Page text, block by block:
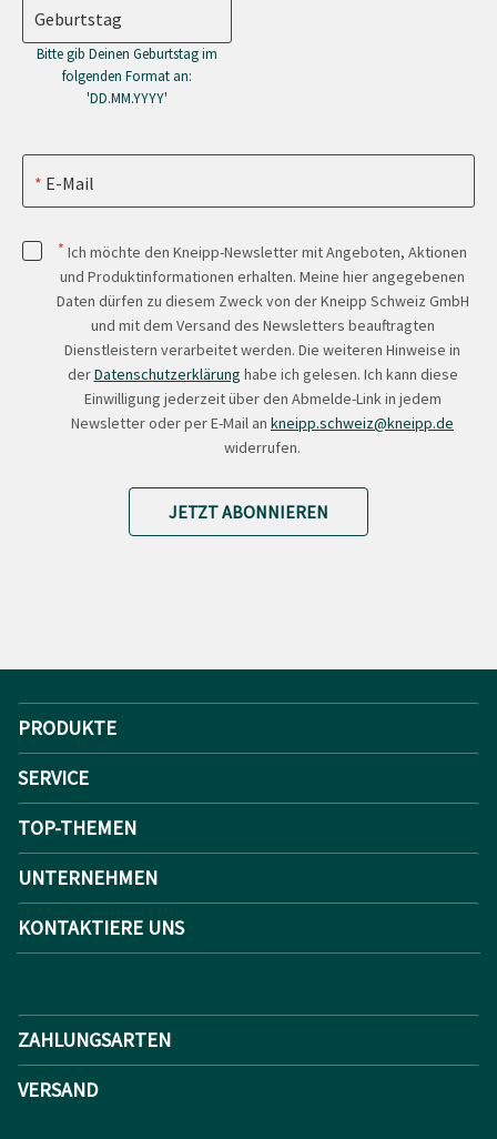
Geburtstag
Bitte gib Deinen Geburtstag im
folgenden Format an:
'DD.MM.YYYY'
E-Mail
* Ich möchte den Kneipp-Newsletter mit Angeboten, Aktionen
und Produktinformationen erhalten. Meine hier angegebenen
Daten dürfen zu diesem Zweck von der Kneipp Schweiz GmbH
und mit dem Versand des Newsletters beauftragten
Dienstleistern verarbeitet werden. Die weiteren Hinweise in
derDatenschutzerklärung habe ich gelesen. Ich kann diese
Einwilligung jederzeit über den Abmelde-Link in jedem
Newsletter oder per E-Mail an kneipp.schweiz@kneipp.de
widerrufen.
JETZT ABONNIEREN
PRODUKTE
SERVICE
TOP-THEMEN
UNTERNEHMEN
KONTAKTIERE UNS
ZAHLUNGSARTEN
VERSAND